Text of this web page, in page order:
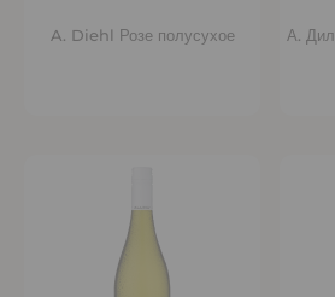
A. Diehl Розе полусухое
А.